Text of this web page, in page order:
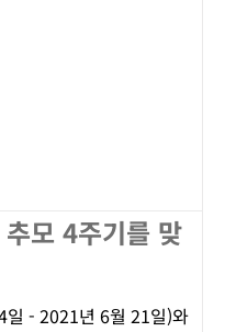
모 4주기를 맞
- 2021년 6월 21일)와